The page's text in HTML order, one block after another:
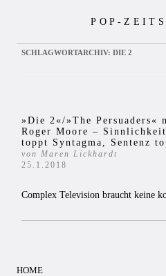
POP-
SCHLAGWORTARCHIV: DIE 2
»Die 2«/»The Persuaders«
Roger Moore –
toppt Syntagma, Sentenz
von Maren Lickhardt
25.1.2018
Complex Television braucht keine
HOME